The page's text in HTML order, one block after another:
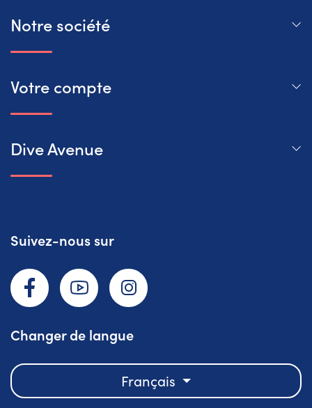
Notre société
Votre compte
Dive Avenue
Suivez-nous sur
Changer de langue
Français